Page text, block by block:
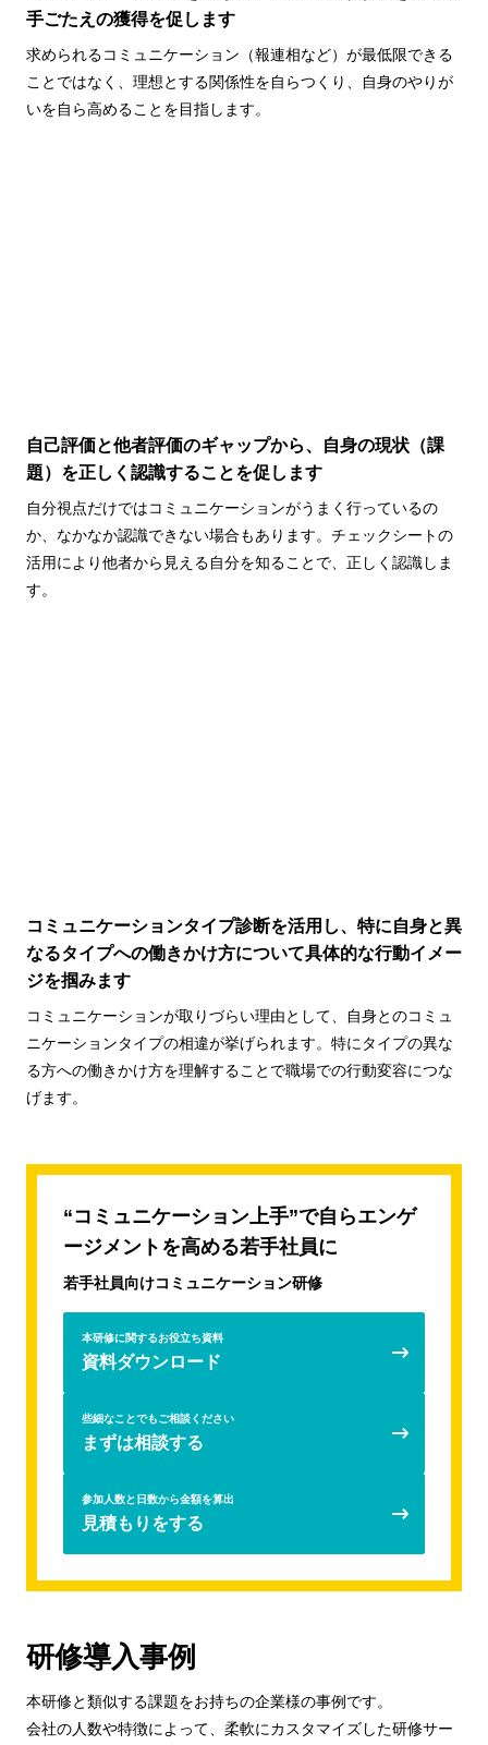
手ごたえの獲得を促します
求められるコミュニケーション（報連相など）が最低限できる
ことではなく、理想とする関係性を自らつくり、自身のやりが
いを自ら高めることを目指します。
自己評価と他者評価のギャップから、自身の現状（課
題）を正しく認識することを促します
自分視点だけではコミュニケーションがうまく行っているの
か、なかなか認識できない場合もあります。チェックシートの
活用により他者から見える自分を知ることで、正しく認識しま
す。
コミュニケーションタイプ診断を活用し、特に自身と異
なるタイプへの働きかけ方について具体的な行動イメー
ジを掴みます
コミュニケーションが取りづらい理由として、自身とのコミュ
ニケーションタイプの相違が挙げられます。特にタイプの異な
る方への働きかけ方を理解することで職場での行動変容につな
げます。
“コミュニケーション上手”で自らエンゲ
ージメントを高める若手社員に
若手社員向けコミュニケーション研修
本研修に関するお役立ち資料
資料ダウンロード
些細なことでもご相談ください
まずは相談する
参加人数と日数から金額を算出
見積もりをする
研修導入事例
本研修と類似する課題をお持ちの企業様の事例です。
会社の人数や特徴によって、柔軟にカスタマイズした研修サー